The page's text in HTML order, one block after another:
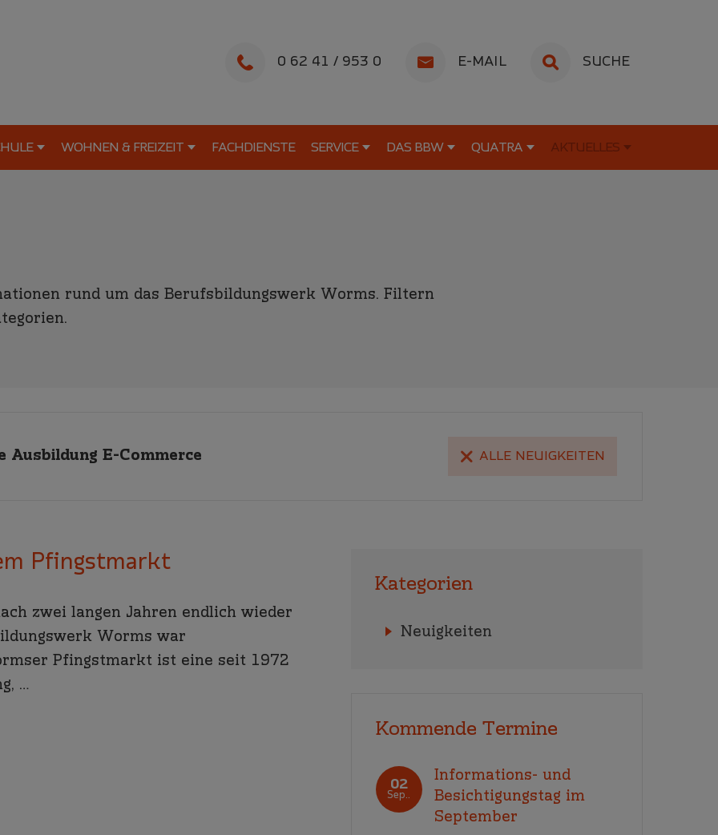
0 62 41 / 953 0 E-MAIL SUCHE
WOHNEN & FREIZEIT FACHDIENSTE SERVICE DAS BBW QUATRA AKTUELLES
rund um das Berufsbildungswerk Worms. Filtern
Ausbildung E-Commerce ALLE NEUIGKEITEN
Pfingstmarkt
zwei langen Jahren endlich wieder
Worms war
Pfingstmarkt ist eine seit 1972
…
Kategorien
Neuigkeiten
Kommende Termine
02
Sep..
Informations- und
Besichtigungstag im
September